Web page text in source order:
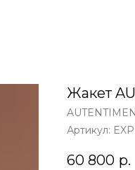
Жакет
Артикул:
60 800 р.